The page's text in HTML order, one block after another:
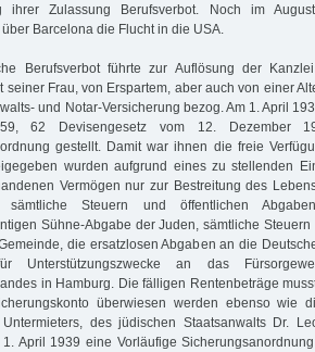
ihrer Zulassung Berufsverbot. Noch im
Barcelona die Flucht in die USA.
Berufsverbot führte zur Auflösung der
seiner Frau, von Erspartem, aber auch von einer
und Notar-Versicherung bezog. Am 1. April
62 Devisengesetz vom 12. Dezember
gestellt. Damit war ihnen die freie
wurden aufgrund eines zu stellenden
Vermögen nur zur Bestreitung des
Steuern und öffentlichen
Sühne-Abgabe der Juden, sämtliche
die ersatzlosen Abgaben an die
Unterstützungszwecke an das
in Hamburg. Die fälligen Rentenbeträge
überwiesen werden ebenso wie
des jüdischen Staatsanwalts Dr.
April 1939 eine Vorläufige